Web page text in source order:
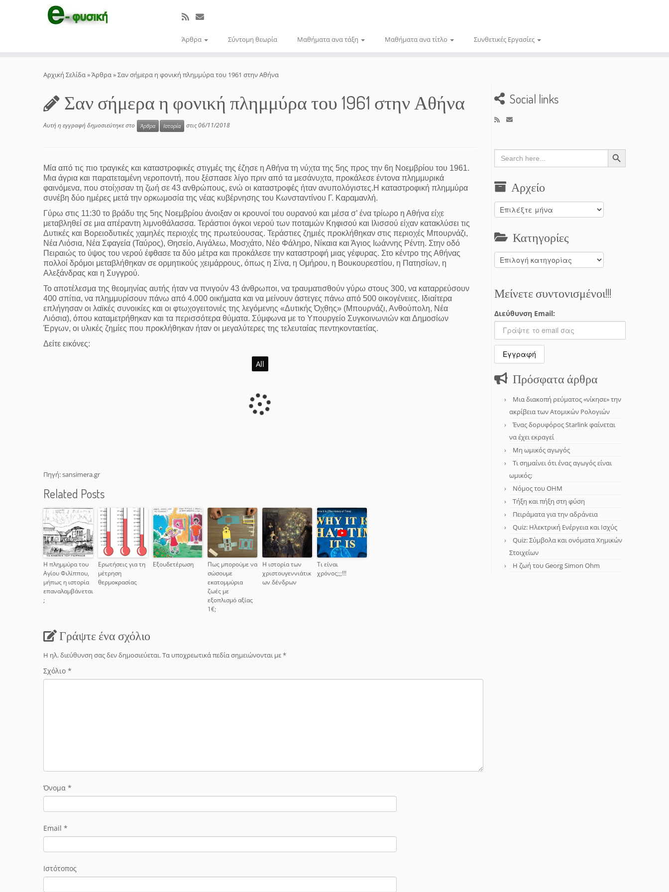
Άρθρα Σύντομη θεωρία Μαθήματα ανα τάξη Μαθήματα ανα τίτλο Συνθετικές Εργασίες
Αρχική Σελίδα»Άρθρα»Σαν σήμερα η φονική πλημμύρα του 1961 στην Αθήνα
Σαν σήμερα η φονική πλημμύρα του 1961 στην Αθήνα
Αυτή η εγγραφή δημοσιεύτηκε στο Άρθρα Ιστορία στις06/11/2018
Μία από τις πιο τραγικές και καταστροφικές στιγμές της έζησε η Αθήνα τη νύχτα της 5ης προς την 6η Νοεμβρίου του 1961.
Μια άγρια και παρατεταμένη νεροποντή, που ξέσπασε λίγο πριν από τα μεσάνυχτα, προκάλεσε έντονα πλημμυρικά
φαινόμενα, που στοίχισαν τη ζωή σε 43 ανθρώπους, ενώ οι καταστροφές ήταν ανυπολόγιστες.Η καταστροφική πλημμύρα
συνέβη δύο ημέρες μετά την ορκωμοσία της νέας κυβέρνησης του Κωνσταντίνου Γ. Καραμανλή.
Γύρω στις 11:30 το βράδυ της 5ης Νοεμβρίου άνοιξαν οι κρουνοί του ουρανού και μέσα σ’ ένα τρίωρο η Αθήνα είχε
μεταβληθεί σε μια απέραντη λιμνοθάλασσα. Τεράστιοι όγκοι νερού των ποταμών Κηφισού και Ιλισσού είχαν κατακλύσει τις
Δυτικές και Βορειοδυτικές χαμηλές περιοχές της πρωτεύουσας. Τεράστιες ζημιές προκλήθηκαν στις περιοχές Μπουρνάζι,
Νέα Λιόσια, Νέα Σφαγεία (Ταύρος), Θησείο, Αιγάλεω, Μοσχάτο, Νέο Φάληρο, Νίκαια και Άγιος Ιωάννης Ρέντη. Στην οδό
Πειραιώς το ύψος του νερού έφθασε τα δύο μέτρα και προκάλεσε την καταστροφή μιας γέφυρας. Στο κέντρο της Αθήνας
πολλοί δρόμοι μεταβλήθηκαν σε ορμητικούς χειμάρρους, όπως η Σίνα, η Ομήρου, η Βουκουρεστίου, η Πατησίων, η
Αλεξάνδρας και η Συγγρού.
Το αποτέλεσμα της θεομηνίας αυτής ήταν να πνιγούν 43 άνθρωποι, να τραυματισθούν γύρω στους 300, να καταρρεύσουν
400 σπίτια, να πλημμυρίσουν πάνω από 4.000 οικήματα και να μείνουν άστεγες πάνω από 500 οικογένειες. Ιδιαίτερα
επλήγησαν οι λαϊκές συνοικίες και οι φτωχογειτονιές της λεγόμενης «Δυτικής Όχθης» (Μπουρνάζι, Ανθούπολη, Νέα
Λιόσια), όπου καταμετρήθηκαν και τα περισσότερα θύματα. Σύμφωνα με το Υπουργείο Συγκοινωνιών και Δημοσίων
Έργων, οι υλικές ζημίες που προκλήθηκαν ήταν οι μεγαλύτερες της τελευταίας πεντηκονταετίας.
Δείτε εικόνες:
All
Πηγή: sansimera.gr
Related Posts
Η πλημμύρα του
Αγίου Φιλίππου,
μήπως η ιστορία
επαναλαμβάνεται
;
Ερωτήσεις για τη
μέτρηση
θερμοκρασίας
Εξουδετέρωση
Πως μπορούμε να
σώσουμε
εκατομμύρια
ζωές με
εξοπλισμό αξίας
1€;
Η ιστορία των
χριστουγεννιάτικ
ων δένδρων
Τι είναι
χρόνος;;;!!!
Γράψτε ένα σχόλιο
Η ηλ. διεύθυνση σας δεν δημοσιεύεται.Τα υποχρεωτικά πεδία σημειώνονται με*
Σχόλιο *
Όνομα *
Email *
Ιστότοπος
Social links
Search
for:
Search Button
Αρχείο
Αρχείο
Κατηγορίες
Κατηγορίες
Μείνετε συντονισμένοι!!!
Διεύθυνση Email:
Πρόσφατα άρθρα
Μια διακοπή ρεύματος «νίκησε» την
ακρίβεια των Ατομικών Ρολογιών
Ένας δορυφόρος Starlink φαίνεται
να έχει εκραγεί
Μη ωμικός αγωγός
Τι σημαίνει ότι ένας αγωγός είναι
ωμικός;
Νόμος του OHM
Τήξη και πήξη στη φύση
Πειράματα για την αδράνεια
Quiz: Ηλεκτρική Ενέργεια και Ισχύς
Quiz: Σύμβολα και ονόματα Χημικών
Στοιχείων
Η ζωή του Georg Simon Ohm